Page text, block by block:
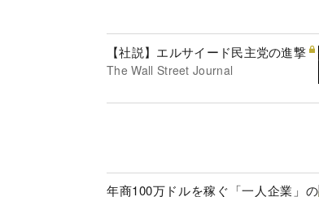
【社説】エルサイード民主党の進撃
The Wall Street Journal
年商100万ドルを稼ぐ「一人企業」の